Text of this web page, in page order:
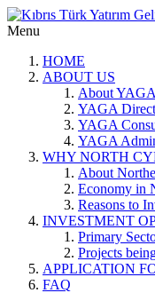
Menu
HOME
ABOUT US
About YAGA
YAGA
YAGA
YAGA
WHY NORTH
About
Economy in
Reasons to
INVESTMENT
Primary
Projects
APPLICATION
FAQ